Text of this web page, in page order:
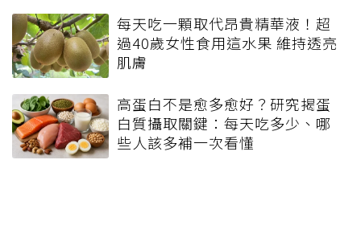
每天吃一顆取代昂貴精華液！超
過40歲女性食用這水果 維持透亮
肌膚
高蛋白不是愈多愈好？研究揭蛋
白質攝取關鍵：每天吃多少、哪
些人該多補一次看懂